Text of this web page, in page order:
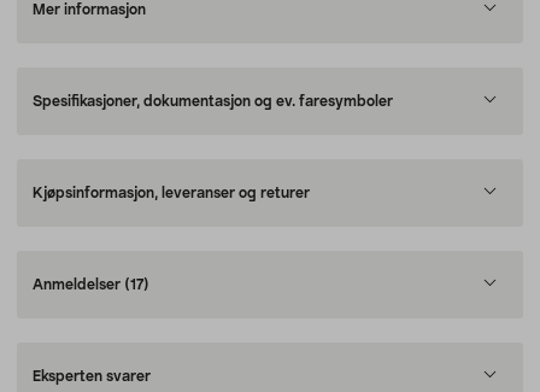
Mer informasjon
Spesifikasjoner, dokumentasjon og ev. faresymboler
Kjøpsinformasjon, leveranser og returer
Anmeldelser (17)
Eksperten svarer